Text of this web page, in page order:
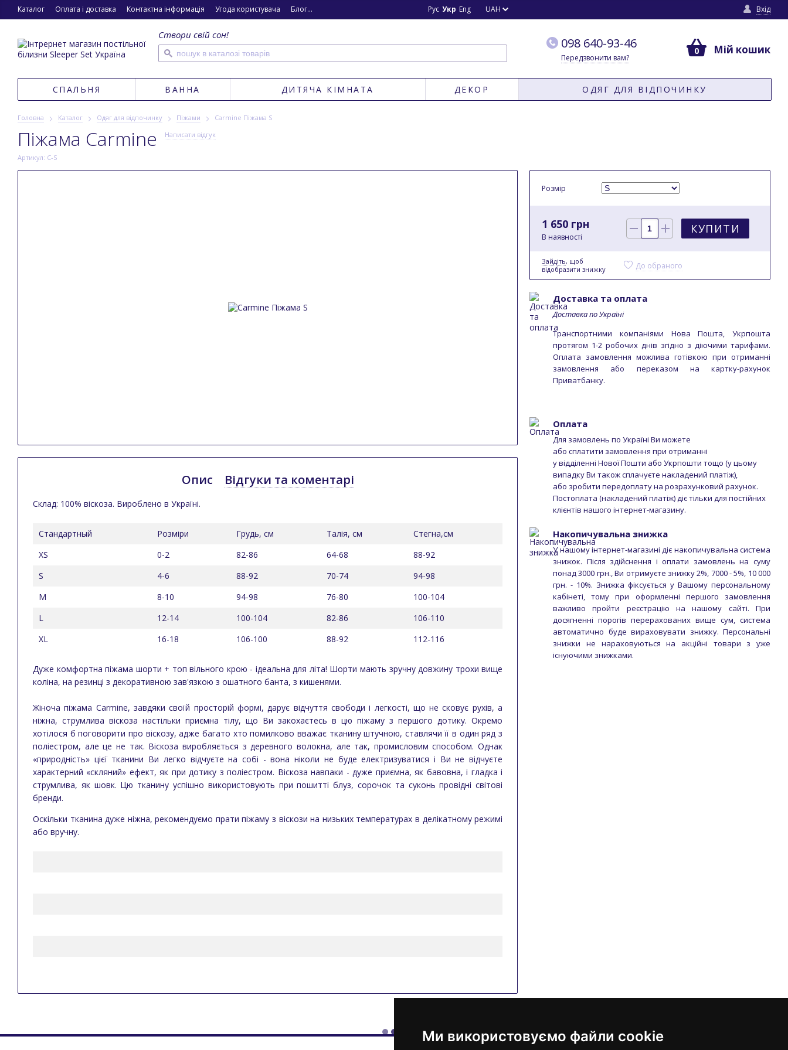
Ми використовуємо файли cookie
Каталог Оплата і доставка Контактна інформація Угода користувача Блог Вхід
Рус Укр Eng UAH
Створи свій сон!
098 640-93-46
Передзвонити вам?
0 Мій кошик
СПАЛЬНЯ ВАННА ДИТЯЧА КІМНАТА ДЕКОР ОДЯГ ДЛЯ ВІДПОЧИНКУ
Головна Каталог Одяг для відпочинку Піжами Carmine Піжама S
Піжама Carmine Написати відгук
Артикул: C-S
Опис Відгуки та коментарі
Склад: 100% віскоза. Вироблено в Україні.
Стандартный Розміри Грудь, см Талія, см
Стегна,см
XS
0-2 82-86 64-68
88-92
S
4-6 88-92 70-74
94-98
M
8-10 94-98 76-80
100-104
L
12-14 100-104 82-86
106-110
XL
16-18 106-100 88-92 112-116
Дуже комфортна піжама шорти + топ вільного крою - ідеальна для літа! Шорти мають зручну довжину трохи вище
коліна, на резинці з декоративною зав'язкою з ошатного банта, з кишенями.
Жіноча піжама Carmine, завдяки своїй просторій формі, дарує відчуття свободи і легкості, що не сковує рухів, а
ніжна, струмлива віскоза настільки приємна тілу, що Ви закохаєтесь в цю піжаму з першого дотику. Окремо
хотілося б поговорити про віскозу, адже багато хто помилково вважає тканину штучною, ставлячи її в один ряд з
поліестром, але це не так. Віскоза виробляється з деревного волокна, але так, промисловим способом. Однак
«природність» цієї тканини Ви легко відчуєте на собі - вона ніколи не буде електризуватися і Ви не відчуєте
характерний «скляний» ефект, як при дотику з поліестром. Віскоза навпаки - дуже приємна, як бавовна, і гладка і
струмлива, як шовк. Цю тканину успішно використовують при пошитті блуз, сорочок та суконь провідні світові
бренди.
Оскільки тканина дуже ніжна, рекомендуємо прати піжаму з віскози на низьких температурах в делікатному режимі
або вручну.
Розмір
1 650 грн
В наявності
КУПИТИ
Зайдіть, щоб
відобразити знижку
До обраного
Доставка та оплата
Доставка по Україні
Транспортними компаніями Нова Пошта, Укрпошта
протягом 1-2 робочих днів згідно з діючими тарифами.
Оплата замовлення можлива готівкою при отриманні
замовлення або переказом на картку-рахунок
Приватбанку.
Оплата
Для замовлень по Україні Ви можете
або сплатити замовлення при отриманні
у відділенні Нової Пошти або Укрпошти тощо (у цьому
випадку Ви також сплачуєте накладений платіж),
або зробити передоплату на розрахунковий рахунок.
Постоплата (накладений платіж) діє тільки для постійних
клієнтів нашого інтернет-магазину.
Накопичувальна знижка
У нашому інтернет-магазині діє накопичувальна система
знижок. Після здійснення і оплати замовлень на суму
понад 3000 грн., Ви отримуєте знижку 2%, 7000 - 5%, 10 000
грн. - 10%. Знижка фіксується у Вашому персональному
кабінеті, тому при оформленні першого замовлення
важливо пройти реєстрацію на нашому сайті. При
досягненні порогів перерахованих вище сум, система
автоматично буде вираховувати знижку. Персональні
знижки не нараховуються на акційні товари з уже
існуючими знижками.